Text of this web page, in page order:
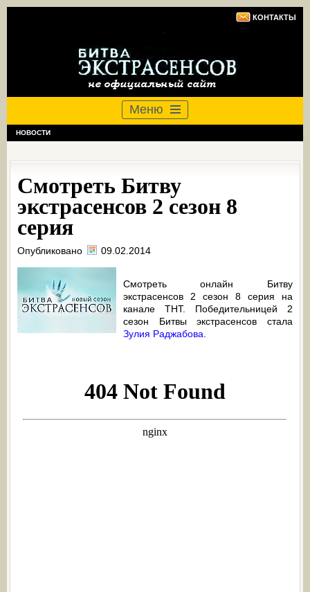
КОНТАКТЫ
Меню
НОВОСТИ
Смотреть Битву
экстрасенсов 2 сезон 8
серия
Опубликовано 09.02.2014
Смотреть онлайн Битву
экстрасенсов 2 сезон 8 серия на
канале ТНТ. Победительницей 2
сезон Битвы экстрасенсов стала
Зулия Раджабова